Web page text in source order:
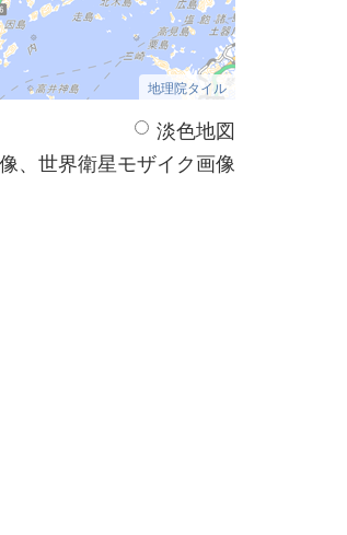
地理院タイル
淡色地図
、世界衛星モザイク画像